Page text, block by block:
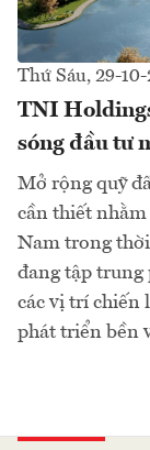
Thứ Sáu, 29-10-
TNI
sóng đầu tư
Mở rộng quỹ
cần thiết
Nam trong
đang tập trung
các vị trí chiến
phát triển bền